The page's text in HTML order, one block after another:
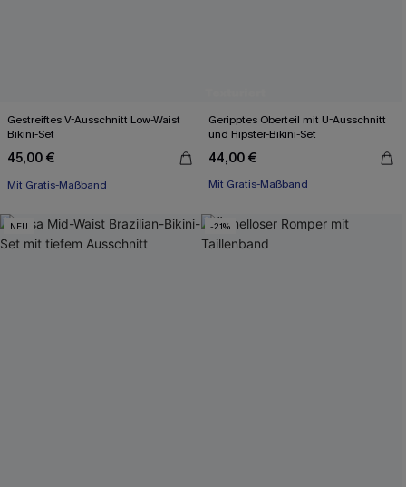
Gestreiftes V-Ausschnitt Low-Waist
Bikini-Set
45,00 €
Mit Gratis-Maßband
Geripptes Oberteil mit U-Ausschnitt
und Hipster-Bikini-Set
44,00 €
Mit Gratis-Maßband
High waist
NEU -21%